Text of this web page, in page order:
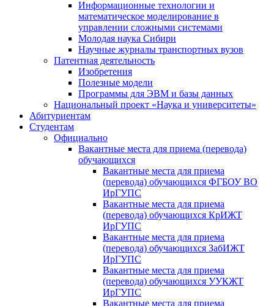
Информационные технологии и
математическое моделирование в
управлении сложными системами
Молодая наука Сибири
Научные журналы транспортных вузов
Патентная деятельность
Изобретения
Полезные модели
Программы для ЭВМ и базы данных
Национальный проект «Наука и университеты»
Абитуриентам
Студентам
Официально
Вакантные места для приема (перевода)
обучающихся
Вакантные места для приема
(перевода) обучающихся ФГБОУ ВО
ИрГУПС
Вакантные места для приема
(перевода) обучающихся КрИЖТ
ИрГУПС
Вакантные места для приема
(перевода) обучающихся ЗабИЖТ
ИрГУПС
Вакантные места для приема
(перевода) обучающихся УУКЖТ
ИрГУПС
Вакантные места для приема